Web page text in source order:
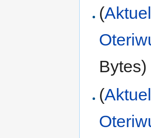
(
Bytes)
(